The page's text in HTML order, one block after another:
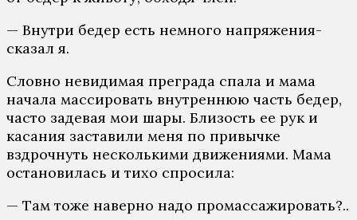
— Внутри бедер есть немного напряжения-
сказал я.
Словно невидимая преграда спала и мама
начала массировать внутреннюю часть бедер,
часто задевая мои шары. Близость ее рук и
касания заставили меня по привычке
вздрочнуть несколькими движениями. Мама
остановилась и тихо спросила:
— Там тоже наверно надо промассажировать?..